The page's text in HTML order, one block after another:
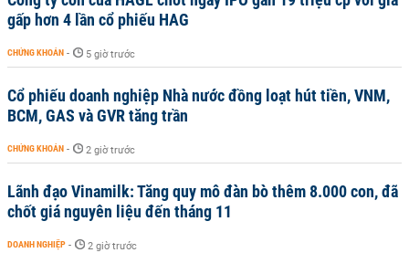
gấp hơn 4 lần cổ phiếu HAG
CHỨNG KHOÁN - 5 giờ trước
Cổ phiếu doanh nghiệp Nhà nước đồng loạt hút tiền, VNM,
BCM, GAS và GVR tăng trần
CHỨNG KHOÁN - 2 giờ trước
Lãnh đạo Vinamilk: Tăng quy mô đàn bò thêm 8.000 con, đã
chốt giá nguyên liệu đến tháng 11
DOANH NGHIỆP - 2 giờ trước